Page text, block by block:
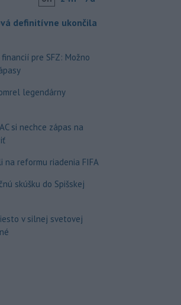
definitívne ukončila
pre SFZ: Možno
legendárny
si nechce zápas na
na reformu riadenia FIFA
skúšku do Spišskej
v silnej svetovej